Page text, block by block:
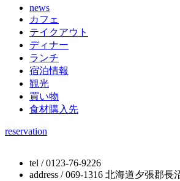
news
カフェ
テイクアウト
ディナー
ランチ
宿泊情報
観光
買い物
食材購入先
reservation
tel / 0123-76-9226
address / 069-1316 北海道夕張郡長